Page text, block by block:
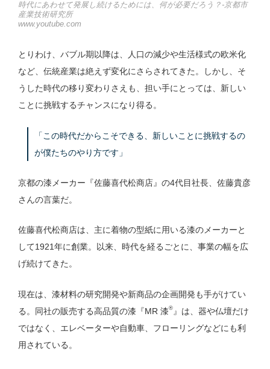
時代にあわせて発展し続けるためには、何が必要だろう？-京都市
産業技術研究所
www.youtube.com
とりわけ、バブル期以降は、人口の減少や生活様式の欧米化
など、伝統産業は絶えず変化にさらされてきた。しかし、そ
うした時代の移り変わりさえも、担い手にとっては、新しい
ことに挑戦するチャンスになり得る。
「この時代だからこそできる、新しいことに挑戦するの
が僕たちのやり方です」
京都の漆メーカー『佐藤喜代松商店』の4代目社長、佐藤貴彦
さんの言葉だ。
佐藤喜代松商店は、主に着物の型紙に用いる漆のメーカーと
して1921年に創業。以来、時代を経るごとに、事業の幅を広
げ続けてきた。
現在は、漆材料の研究開発や新商品の企画開発も手がけてい
る。同社の販売する高品質の漆『MR 漆®』は、器や仏壇だけ
ではなく、エレベーターや自動車、フローリングなどにも利
用されている。